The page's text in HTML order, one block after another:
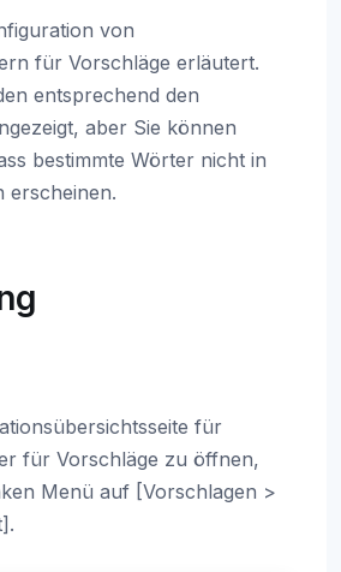
von
für Vorschläge erläutert.
entsprechend den
aber Sie können
bestimmte Wörter nicht in
erscheinen.
für
für Vorschläge zu öffnen,
Menü auf [Vorschlagen >